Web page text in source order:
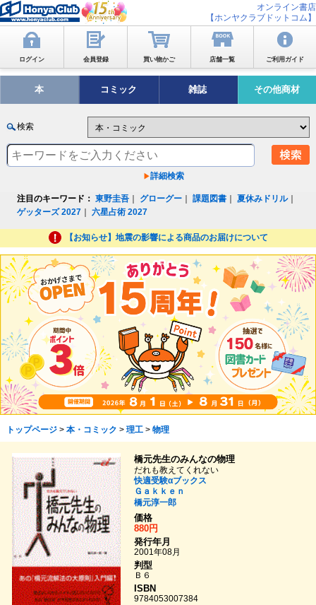
オンライン書店
【ホンヤクラブドットコム】
ログイン 会員登録 買い物かご 店舗一覧 ご利用ガイド
本 コミック 雑誌 その他商材
検索
詳細検索
注目のキーワード： 東野圭吾 グローグー ｜課題図書 ｜夏休みドリル｜
ゲッターズ 2027 ｜六星占術 2027
【お知らせ】地震の影響による商品のお届けについて
トップページ> 本・コミック > 理工> 物理
橋元先生のみんなの物理
だれも教えてくれない
快適受験αブックス
Ｇａｋｋｅｎ
橋元淳一郎
価格
880円
発行年月
2001年08月
判型
Ｂ６
ISBN
9784053007384